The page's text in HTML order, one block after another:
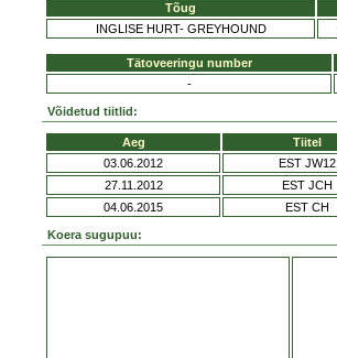
Tõug
INGLISE HURT- GREYHOUND
Tätoveeringu number
-
Võidetud tiitlid:
Aeg Tiitel
03.06.2012
EST JW12
27.11.2012
EST JCH
04.06.2015
EST CH
Koera sugupuu: